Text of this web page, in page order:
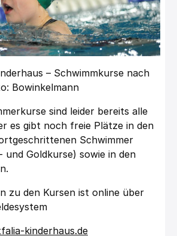
– Schwimmkurse nach
Bowinkelmann
sind leider bereits alle
es gibt noch freie Plätze in den
Schwimmer
und Goldkurse) sowie in den
zu den Kursen ist online über
kinderhaus.de